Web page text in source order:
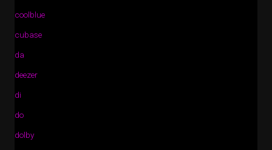
coolblue
cubase
da
deezer
di
do
dolby